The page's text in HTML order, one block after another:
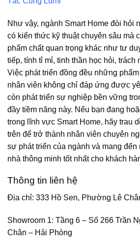
Như vậy, ngành Smart Home đòi hỏi
có kiến thức kỹ thuật chuyên sâu mà
phẩm chất quan trọng khác như tư
tiếp, tính tỉ mỉ, tinh thần học hỏi, trách
Việc phát triển đồng đều những
nhân viên không chỉ đáp ứng được
còn phát triển sự nghiệp bền vững
đầy tiềm năng này. Nếu bạn đang
trong lĩnh vực Smart Home, hãy trau
trên để trở thành nhân viên chuyên
sự phát triển của ngành và mang
nhà thông minh tốt nhất cho khách
Thông tin liên hệ
Địa chỉ: 333 Hồ Sen, Phường Lê
Showroom 1: Tầng 6 – Số 266 Trần
Chân – Hải Phòng